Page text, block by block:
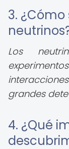
3.
Los
grandes
4. ¿Qué